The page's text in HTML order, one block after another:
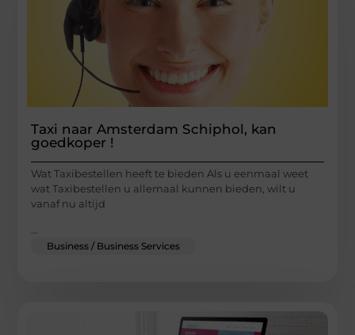
Taxi naar Amsterdam Schiphol, kan
goedkoper !
Wat Taxibestellen heeft te bieden Als u eenmaal weet
wat Taxibestellen u allemaal kunnen bieden, wilt u
vanaf nu altijd
Business / Business Services